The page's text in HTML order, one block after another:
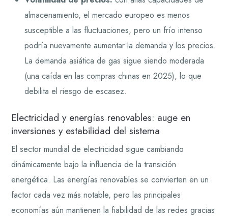
almacenamiento, el mercado europeo es menos
susceptible a las fluctuaciones, pero un frío intenso
podría nuevamente aumentar la demanda y los precios.
La demanda asiática de gas sigue siendo moderada
(una caída en las compras chinas en 2025), lo que
debilita el riesgo de escasez.
Electricidad y energías renovables: auge en
inversiones y estabilidad del sistema
El sector mundial de electricidad sigue cambiando
dinámicamente bajo la influencia de la transición
energética. Las energías renovables se convierten en un
factor cada vez más notable, pero las principales
economías aún mantienen la fiabilidad de las redes gracias